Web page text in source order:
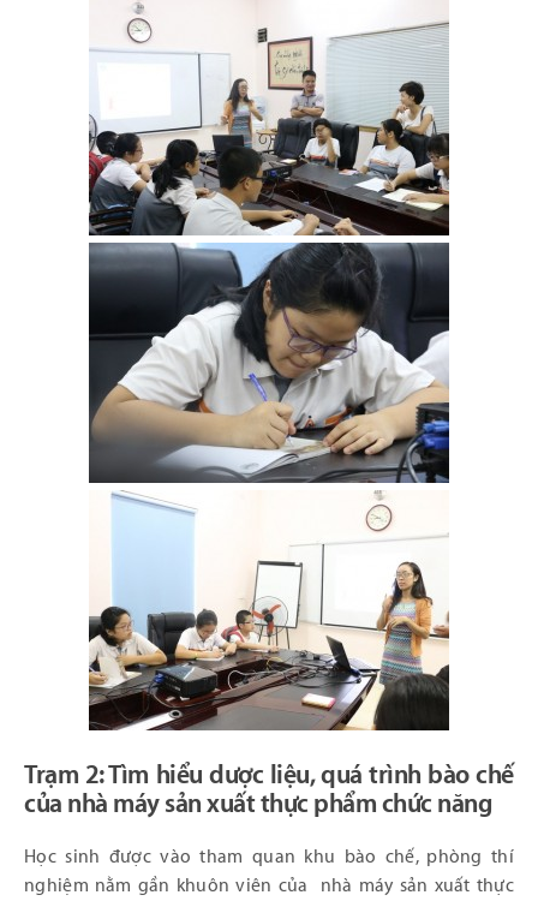
Trạm 2: Tìm hiểu dược liệu, quá trình bào chế
của nhà máy sản xuất thực phẩm chức năng
Học sinh được vào tham quan khu bào chế, phòng thí
nghiệm nằm gần khuôn viên của nhà máy sản xuất thực